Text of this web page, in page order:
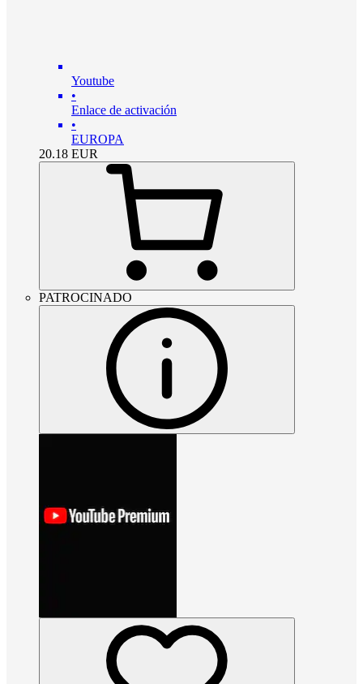
Youtube
•
Enlace de activación
•
EUROPA
20.18 EUR
PATROCINADO